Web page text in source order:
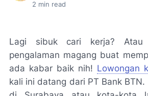
2 min read
Lagi sibuk cari kerja? Atau
pengalaman magang buat
ada kabar baik nih! Lowongan
kali ini datang dari PT Bank